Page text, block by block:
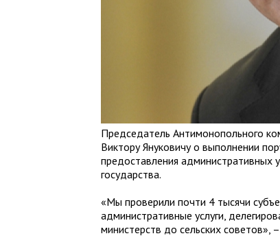
Председатель Антимонопольного
Виктору Януковичу о выполнении
предоставления административных
государства.
«Мы проверили почти 4 тысячи
административные услуги,
министерств до сельских